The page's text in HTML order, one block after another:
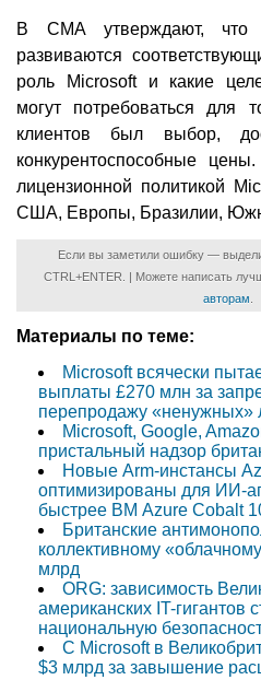
В CMA утверждают, что
развиваются
роль Microsoft и какие
могут потребоваться для
клиентов был выбор,
конкурентоспособные
лицензионной политикой
США, Европы, Бразилии,
Если вы заметили ошибку —
CTRL+ENTER. | Можете написать
авторам
Материалы по теме:
Microsoft всячески
выплаты £270 млн за
перепродажу «ненужных»
Microsoft, Google,
пристальный надзор
Новые Arm-инстансы
оптимизированы для ИИ-
быстрее ВМ Azure Cobalt
Британские
коллективному
млрд
ORG: зависимость
американских IT-гигантов
национальную
С Microsoft в
$3 млрд за завышение